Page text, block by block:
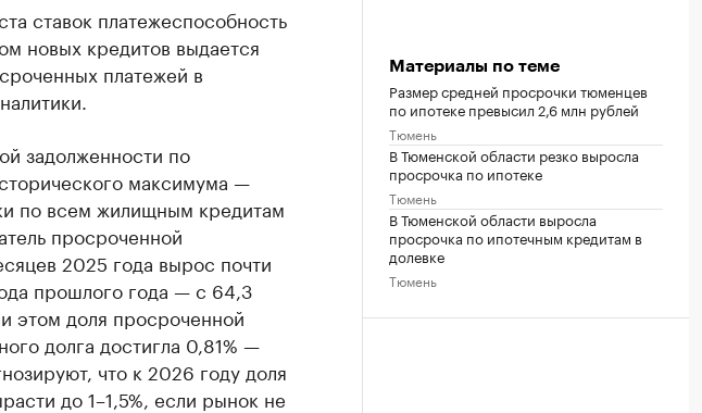
ставок платежеспособность
новых кредитов выдается
платежей в
задолженности по
максимума —
по всем жилищным кредитам
просроченной
2025 года вырос почти
прошлого года — с 64,3
этом доля просроченной
долга достигла 0,81% —
что к 2026 году доля
до 1–1,5%, если рынок не
Материалы по теме
Размер средней просрочки тюменцев
по ипотеке превысил 2,6 млн рублей
Тюмень
В Тюменской области резко выросла
просрочка по ипотеке
Тюмень
В Тюменской области выросла
просрочка по ипотечным кредитам в
долевке
Тюмень